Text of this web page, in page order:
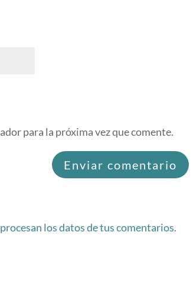
para la próxima vez que comente.
los datos de tus comentarios.